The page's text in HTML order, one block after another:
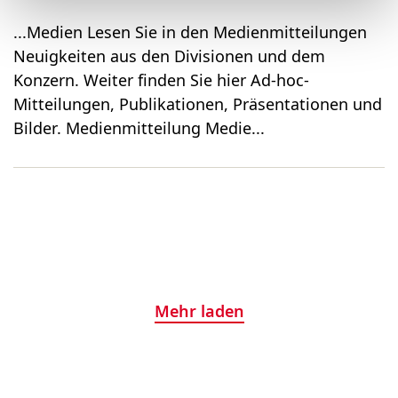
...Medien Lesen Sie in den Medien­mitteilungen
Neuigkeiten aus den Divisionen und dem
Konzern. Weiter finden Sie hier Ad-hoc-
Mitteilungen, Publikationen, Präsentationen und
Bilder. Medienmitteilung Medie...
Mehr laden